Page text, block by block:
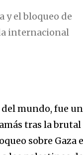
y el bloqueo de
internacional
del mundo, fue
tras la brutal
sobre Gaza